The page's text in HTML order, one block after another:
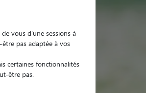
vous d'une sessions à
pas adaptée à vos
certaines fonctionnalités
être pas.